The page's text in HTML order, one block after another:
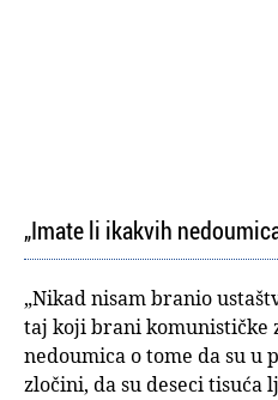
„Imate li ikakvih
„Nikad nisam branio
taj koji brani komunističke
nedoumica o tome da su u
zločini, da su deseci tisuća